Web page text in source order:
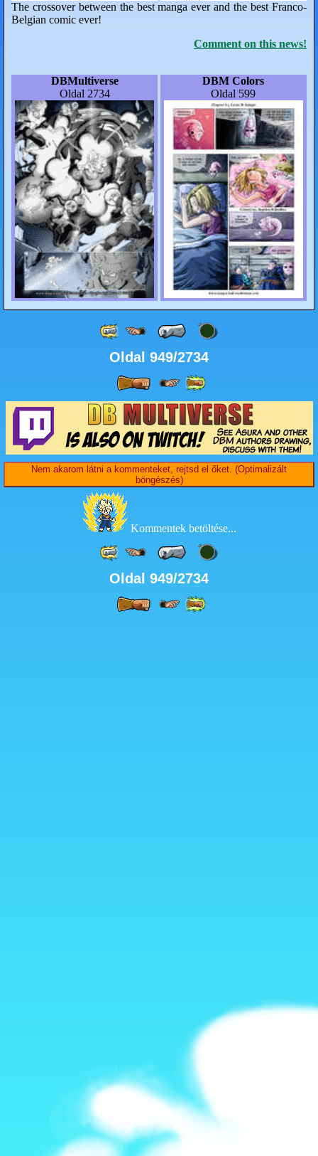
The crossover between the best manga ever and the best Franco-
Belgian comic ever!
Comment on this news!
DBMultiverse
Oldal 2734
DBM Colors
Oldal 599
Oldal 949/2734
Nem akarom látni a kommenteket, rejtsd el őket. (Optimalizált
böngészés)
Kommentek betöltése...
Oldal 949/2734